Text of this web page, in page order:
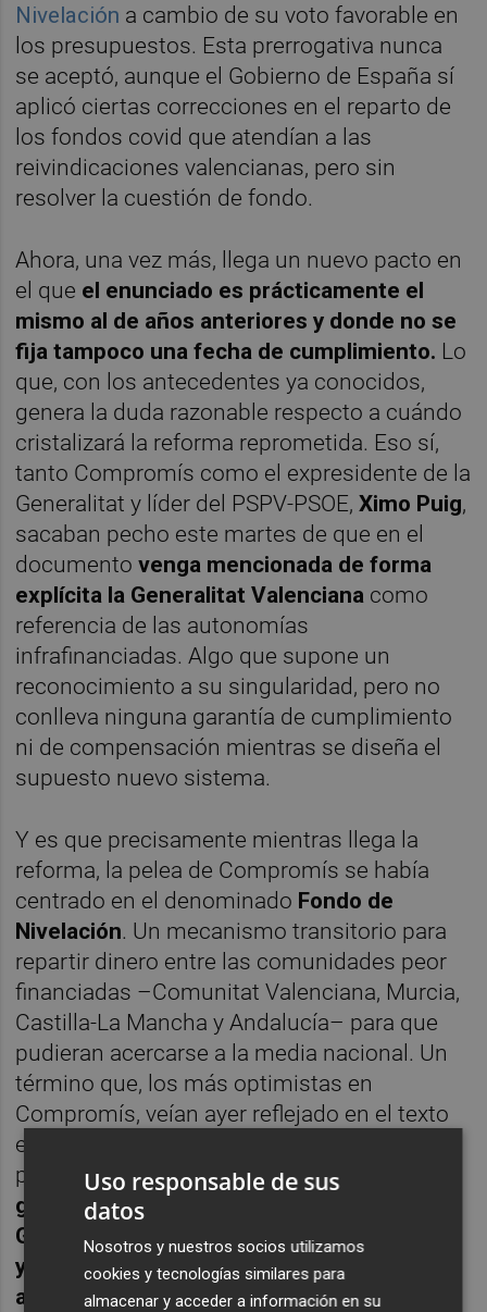
Nivelación a cambio de su voto favorable en
los presupuestos. Esta prerrogativa nunca
se aceptó, aunque el Gobierno de España sí
aplicó ciertas correcciones en el reparto de
los fondos covid que atendían a las
reivindicaciones valencianas, pero sin
resolver la cuestión de fondo.
Ahora, una vez más, llega un nuevo pacto en
el que el enunciado es prácticamente el
mismo al de años anteriores y donde no se
fija tampoco una fecha de cumplimiento. Lo
que, con los antecedentes ya conocidos,
genera la duda razonable respecto a cuándo
cristalizará la reforma reprometida. Eso sí,
tanto Compromís como el expresidente de la
Generalitat y líder del PSPV-PSOE, Ximo Puig,
sacaban pecho este martes de que en el
documentovenga mencionada de forma
explícita la Generalitat Valenciana como
referencia de las autonomías
infrafinanciadas. Algo que supone un
reconocimiento a su singularidad, pero no
conlleva ninguna garantía de cumplimiento
ni de compensación mientras se diseña el
supuesto nuevo sistema.
Y es que precisamente mientras llega la
reforma, la pelea de Compromís se había
centrado en el denominado Fondo de
Nivelación. Un mecanismo transitorio para
repartir dinero entre las comunidades peor
financiadas –Comunitat Valenciana, Murcia,
Castilla-La Mancha y Andalucía– para que
pudieran acercarse a la media nacional. Un
término que, los más optimistas en
Compromís, veían ayer reflejado en el texto
en la vaga referencia sobre garantizar la
prestación de servicios públicos
garantía esté dotada en los Presupuestos
Generales del Estado
. Algo que, por cierto,
ya venía expresado de forma similar en el
acuerdo de gobierno que firmaron el PSOE
Uso responsable de sus
datos
Nosotros y nuestros socios utilizamos
cookies y tecnologías similares para
almacenar y acceder a información en su